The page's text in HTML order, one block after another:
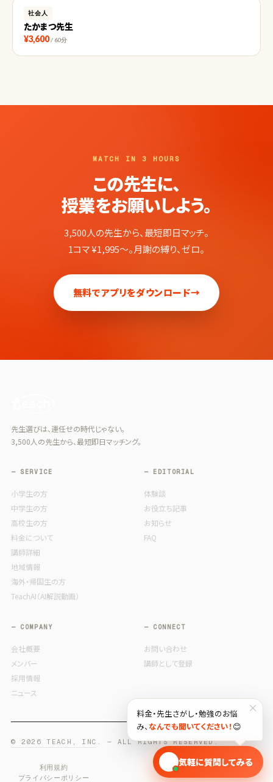
社会人
たかまつ先生
¥3,600 / 60分
MATCH IN 3 HOURS
この先生に、
授業をお願いしよう。
3,500人の先生から、最短即日マッチ。
1コマ ¥1,995〜。月謝の縛り、ゼロ。
無料でアプリをダウンロード→
先生選びは、運任せの時代じゃない。
3,500人の先生から、最短即日マッチング。
— SERVICE
小学生の方
中学生の方
高校生の方
料金について
講師詳細
地域情報
海外・帰国生の方
TeachAI（AI解説動画）
— EDITORIAL
体験談
お役立ち記事
お知らせ
FAQ
— COMPANY
会社概要
メンバー
採用情報
ニュース
— CONNECT
お問い合わせ
講師として登録
© 2026 TEACH, INC. — ALL RIGHTS RESERVED.
利用規約
プライバシーポリシー
×
料金・先生さがし・勉強のお悩
み、 なんでも聞いてください！ 😊
🎓 気軽に質問してみる